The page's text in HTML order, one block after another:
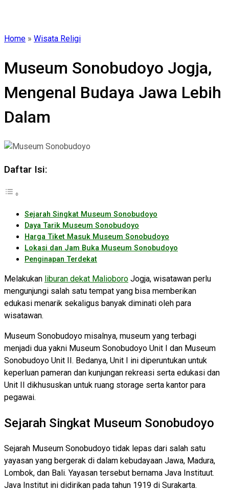
Home » Wisata Religi
Museum Sonobudoyo Jogja,
Mengenal Budaya Jawa Lebih
Dalam
Daftar Isi:
Sejarah Singkat Museum Sonobudoyo
Daya Tarik Museum Sonobudoyo
Harga Tiket Masuk Museum Sonobudoyo
Lokasi dan Jam Buka Museum Sonobudoyo
Penginapan Terdekat
Melakukan liburan dekat Malioboro Jogja, wisatawan perlu
mengunjungi salah satu tempat yang bisa memberikan
edukasi menarik sekaligus banyak diminati oleh para
wisatawan.
Museum Sonobudoyo misalnya, museum yang terbagi
menjadi dua yakni Museum Sonobudoyo Unit I dan Museum
Sonobudoyo Unit II. Bedanya, Unit I ini diperuntukan untuk
keperluan pameran dan kunjungan rekreasi serta edukasi dan
Unit II dikhususkan untuk ruang storage serta kantor para
pegawai.
Sejarah Singkat Museum Sonobudoyo
Sejarah Museum Sonobudoyo tidak lepas dari salah satu
yayasan yang bergerak di dalam kebudayaan Jawa, Madura,
Lombok, dan Bali. Yayasan tersebut bernama Java Instituut.
Java Institut ini didirikan pada tahun 1919 di Surakarta.